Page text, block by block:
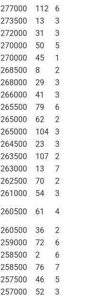
277000 112
6
273500 13
3
272000 31
3
270000 50
5
270000 45
1
268500 8
2
268000 29
3
266000 41
3
265500 79
6
265000 62
2
265000 104
3
264500 23
3
263500 107
2
263000 13
7
262500 70
2
261000 54
3
260500 61
4
260500 36
2
259000 72
6
258500 2
6
258500 76
7
257500 46
5
257000 52
3